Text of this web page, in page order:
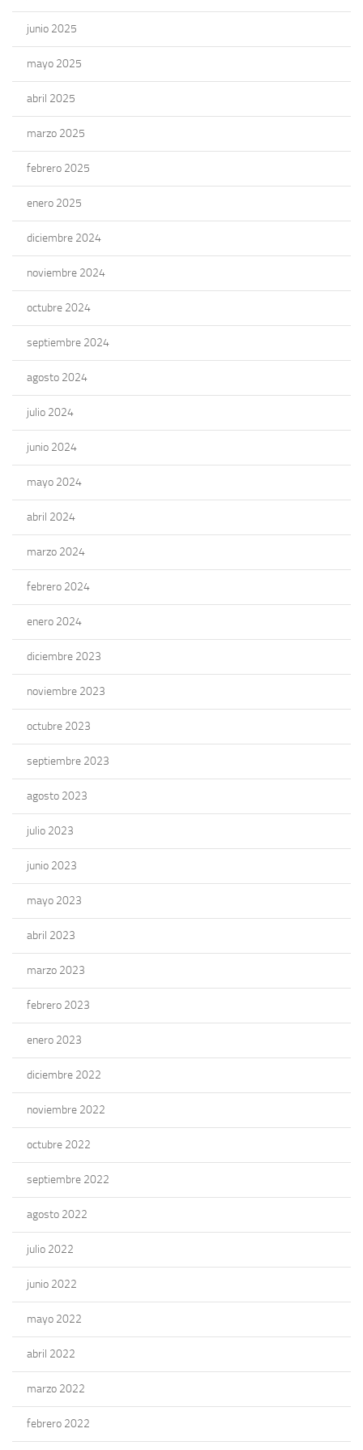
junio 2025
mayo 2025
abril 2025
marzo 2025
febrero 2025
enero 2025
diciembre 2024
noviembre 2024
octubre 2024
septiembre 2024
agosto 2024
julio 2024
junio 2024
mayo 2024
abril 2024
marzo 2024
febrero 2024
enero 2024
diciembre 2023
noviembre 2023
octubre 2023
septiembre 2023
agosto 2023
julio 2023
junio 2023
mayo 2023
abril 2023
marzo 2023
febrero 2023
enero 2023
diciembre 2022
noviembre 2022
octubre 2022
septiembre 2022
agosto 2022
julio 2022
junio 2022
mayo 2022
abril 2022
marzo 2022
febrero 2022